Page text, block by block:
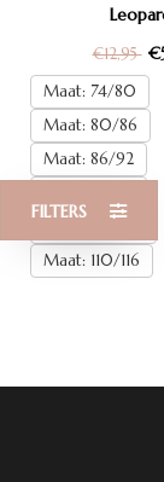
FILTERS
€12,95
Maat: 74/80
Maat: 80/86
Maat: 86/92
Maat: 110/116